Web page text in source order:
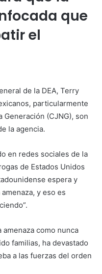
que
el
de la DEA, Terry
particularmente
Generación (CJNG), son
la agencia.
en redes sociales de la
de Estados Unidos
espera y
y eso es
como nunca
familias, ha devastado
a las fuerzas del orden